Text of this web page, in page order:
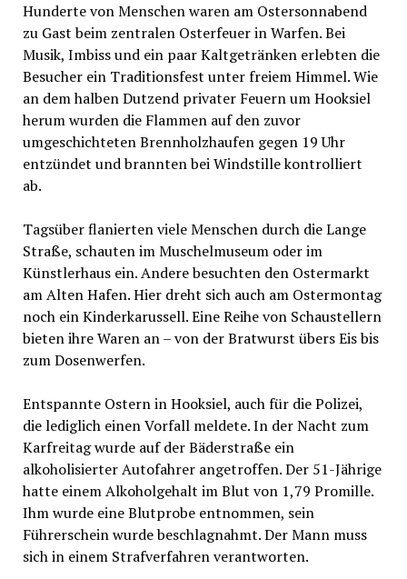
Hunderte von Menschen waren am Ostersonnabend
zu Gast beim zentralen Osterfeuer in Warfen. Bei
Musik, Imbiss und ein paar Kaltgetränken erlebten die
Besucher ein Traditionsfest unter freiem Himmel. Wie
an dem halben Dutzend privater Feuern um Hooksiel
herum wurden die Flammen auf den zuvor
umgeschichteten Brennholzhaufen gegen 19 Uhr
entzündet und brannten bei Windstille kontrolliert
ab.
Tagsüber flanierten viele Menschen durch die Lange
Straße, schauten im Muschelmuseum oder im
Künstlerhaus ein. Andere besuchten den Ostermarkt
am Alten Hafen. Hier dreht sich auch am Ostermontag
noch ein Kinderkarussell. Eine Reihe von Schaustellern
bieten ihre Waren an – von der Bratwurst übers Eis bis
zum Dosenwerfen.
Entspannte Ostern in Hooksiel, auch für die Polizei,
die lediglich einen Vorfall meldete. In der Nacht zum
Karfreitag wurde auf der Bäderstraße ein
alkoholisierter Autofahrer angetroffen. Der 51-Jährige
hatte einem Alkoholgehalt im Blut von 1,79 Promille.
Ihm wurde eine Blutprobe entnommen, sein
Führerschein wurde beschlagnahmt. Der Mann muss
sich in einem Strafverfahren verantworten.